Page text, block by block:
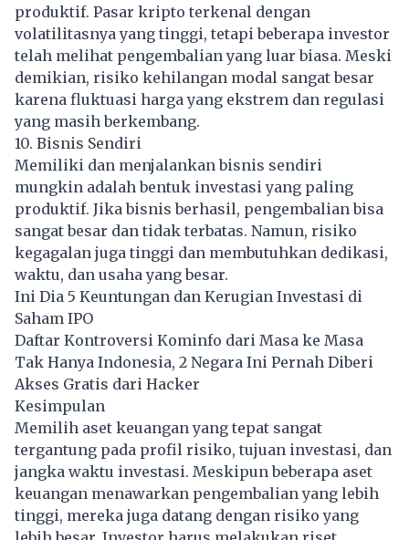
produktif. Pasar kripto terkenal dengan
volatilitasnya yang tinggi, tetapi beberapa investor
telah melihat pengembalian yang luar biasa. Meski
demikian, risiko kehilangan modal sangat besar
karena fluktuasi harga yang ekstrem dan regulasi
yang masih berkembang.
10. Bisnis Sendiri
Memiliki dan menjalankan bisnis sendiri
mungkin adalah bentuk investasi yang paling
produktif. Jika bisnis berhasil, pengembalian bisa
sangat besar dan tidak terbatas. Namun, risiko
kegagalan juga tinggi dan membutuhkan dedikasi,
waktu, dan usaha yang besar.
Ini Dia 5 Keuntungan dan Kerugian Investasi di
Saham IPO
Daftar Kontroversi Kominfo dari Masa ke Masa
Tak Hanya Indonesia, 2 Negara Ini Pernah Diberi
Akses Gratis dari Hacker
Kesimpulan
Memilih aset keuangan yang tepat sangat
tergantung pada profil risiko, tujuan investasi, dan
jangka waktu investasi. Meskipun beberapa aset
keuangan menawarkan pengembalian yang lebih
tinggi, mereka juga datang dengan risiko yang